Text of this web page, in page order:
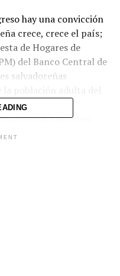
hay una convicción
crece, crece el país;
de Hogares de
del Banco Central de
salvadoreñas
un motor
sostienen
comunidades